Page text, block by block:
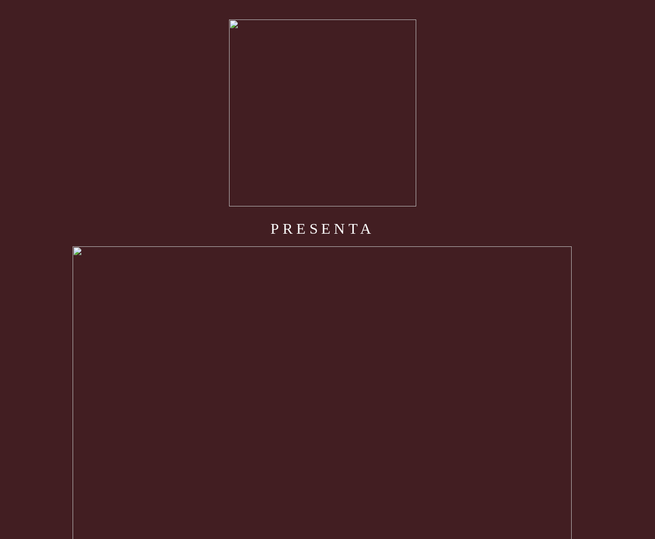
PRESENTA